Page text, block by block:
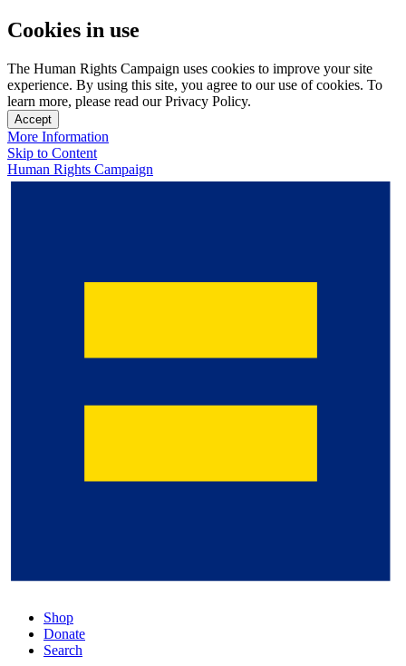
Cookies in use
The Human Rights Campaign uses cookies to improve your site
experience. By using this site, you agree to our use of cookies. To
learn more, please read our Privacy Policy.
Accept
More Information
Skip to Content
Human Rights Campaign
Shop
Donate
Search